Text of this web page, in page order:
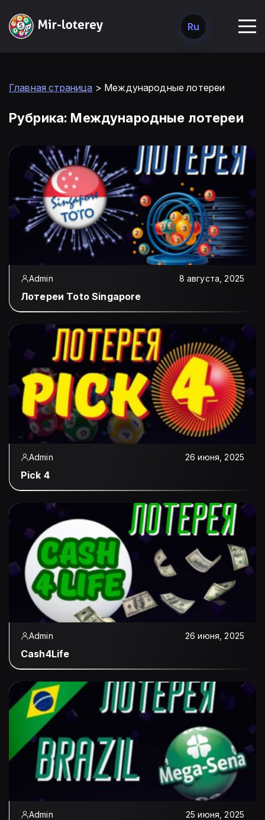
Ru
Главная страница > Международные лотереи
Рубрика: Международные лотереи
Admin 8 августа, 2025
Лотереи Toto Singapore
Admin 26 июня, 2025
Pick 4
Admin 26 июня, 2025
Cash4Life
Admin 25 июня, 2025